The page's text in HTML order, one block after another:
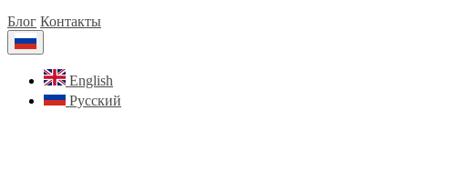
Блог Контакты
English
Русский